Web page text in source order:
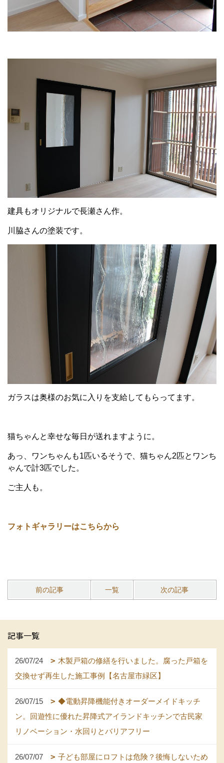
建具もオリジナルで長瀬さん作。
川脇さんの塗装です。
ガラスは奥様のお気に入りを支給してもらってます。
猫ちゃんと幸せな毎日が送れますように。
あっ、ワンちゃんも1匹いるそうで、猫ちゃん2匹とワンち
ゃんで計3匹でした。
ご主人も。
フォトギャラリーはこちらから
前の記事 一覧 次の記事
記事一覧
26/07/24
木製戸箱の修繕を行いました。腐った戸箱を
交換せず再生した施工事例【名古屋市緑区】
26/07/15
◆電動昇降機能付きオーダーメイドキッチ
ン。回遊性に優れた昇降式アイランドキッチンで古民家
リノベーション・水回りとバリアフリー
26/07/07
子ども部屋にロフトは危険？後悔しないため